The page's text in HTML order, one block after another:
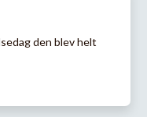
den blev helt